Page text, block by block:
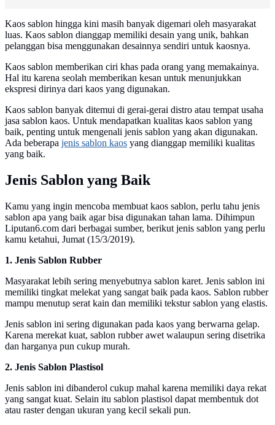
Kaos sablon hingga kini masih banyak digemari oleh masyarakat
luas. Kaos sablon dianggap memiliki desain yang unik, bahkan
pelanggan bisa menggunakan desainnya sendiri untuk kaosnya.
Kaos sablon memberikan ciri khas pada orang yang memakainya.
Hal itu karena seolah memberikan kesan untuk menunjukkan
ekspresi dirinya dari kaos yang digunakan.
Kaos sablon banyak ditemui di gerai-gerai distro atau tempat usaha
jasa sablon kaos. Untuk mendapatkan kualitas kaos sablon yang
baik, penting untuk mengenali jenis sablon yang akan digunakan.
Ada beberapa jenis sablon kaos yang dianggap memiliki kualitas
yang baik.
Jenis Sablon yang Baik
Kamu yang ingin mencoba membuat kaos sablon, perlu tahu jenis
sablon apa yang baik agar bisa digunakan tahan lama. Dihimpun
Liputan6.com dari berbagai sumber, berikut jenis sablon yang perlu
kamu ketahui, Jumat (15/3/2019).
1. Jenis Sablon Rubber
Masyarakat lebih sering menyebutnya sablon karet. Jenis sablon ini
memiliki tingkat melekat yang sangat baik pada kaos. Sablon rubber
mampu menutup serat kain dan memiliki tekstur sablon yang elastis.
Jenis sablon ini sering digunakan pada kaos yang berwarna gelap.
Karena merekat kuat, sablon rubber awet walaupun sering disetrika
dan harganya pun cukup murah.
2. Jenis Sablon Plastisol
Jenis sablon ini dibanderol cukup mahal karena memiliki daya rekat
yang sangat kuat. Selain itu sablon plastisol dapat membentuk dot
atau raster dengan ukuran yang kecil sekali pun.